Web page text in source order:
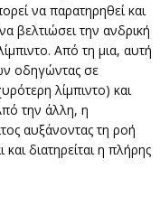
να παρατηρηθεί και
βελτιώσει την ανδρική
Από τη μια, αυτή
οδηγώντας σε
λίμπιντο) και
την άλλη, η
αυξάνοντας τη ροή
διατηρείται η πλήρης